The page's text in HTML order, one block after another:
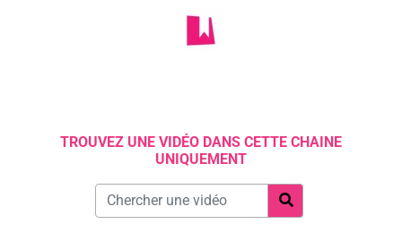
TROUVEZ UNE VIDÉO DANS CETTE CHAINE
UNIQUEMENT